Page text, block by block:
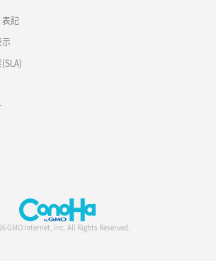
記
GMO Internet, Inc. All Rights Reserved.